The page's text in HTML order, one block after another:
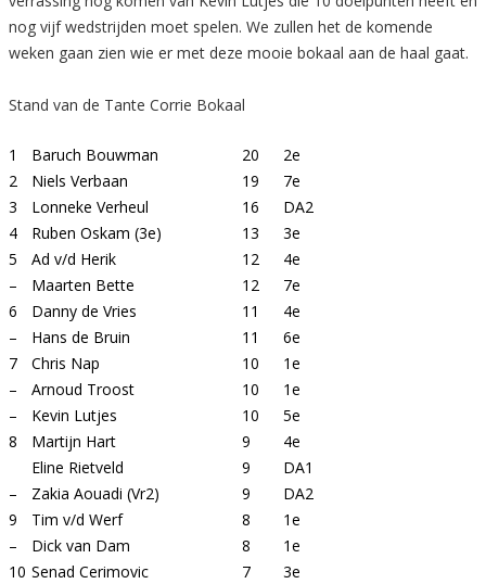
nog vijf wedstrijden moet spelen. We zullen het de komende
weken gaan zien wie er met deze mooie bokaal aan de haal gaat.
Stand van de Tante Corrie Bokaal
1 Baruch Bouwman 20
2e
2
Niels Verbaan 19
7e
3
Lonneke Verheul 16
DA2
4
Ruben Oskam (3e) 13
3e
5
Ad v/d Herik 12
4e
–
Maarten Bette 12
7e
6
Danny de Vries 11
4e
–
Hans de Bruin 11
6e
7
Chris Nap 10
1e
–
Arnoud Troost 10
1e
–
Kevin Lutjes 10
5e
8
Martijn Hart 9
4e
Eline Rietveld
9
DA1
–
Zakia Aouadi (Vr2) 9
DA2
9
Tim v/d Werf 8
1e
–
Dick van Dam 8
1e
10 Senad Cerimovic 7
3e